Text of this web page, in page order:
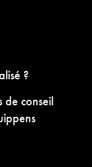
?
de conseil